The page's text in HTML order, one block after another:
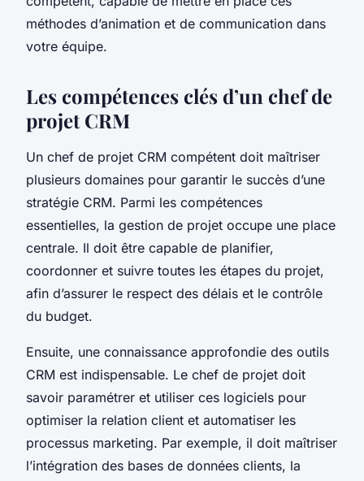
méthodes d’animation et de communication dans
votre équipe.
Les compétences clés d’un chef de
projet CRM
Un chef de projet CRM compétent doit maîtriser
plusieurs domaines pour garantir le succès d’une
stratégie CRM. Parmi les compétences
essentielles, la gestion de projet occupe une place
centrale. Il doit être capable de planifier,
coordonner et suivre toutes les étapes du projet,
afin d’assurer le respect des délais et le contrôle
du budget.
Ensuite, une connaissance approfondie des outils
CRM est indispensable. Le chef de projet doit
savoir paramétrer et utiliser ces logiciels pour
optimiser la relation client et automatiser les
processus marketing. Par exemple, il doit maîtriser
l’intégration des bases de données clients, la